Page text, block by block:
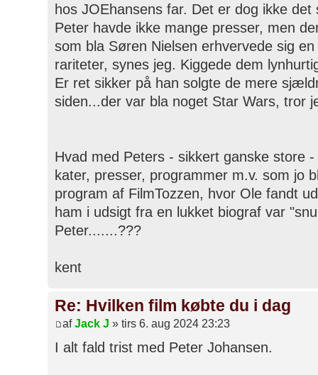
hos JOEhansens far. Det er dog ikke
Peter havde ikke mange presser, men
som bla Søren Nielsen erhvervede sig
rariteter, synes jeg. Kiggede dem
Er ret sikker på han solgte de mere
siden...der var bla noget Star Wars, tror
Hvad med Peters - sikkert ganske store
kater, presser, programmer m.v. som jo
program af FilmTozzen, hvor Ole fandt
ham i udsigt fra en lukket biograf var
Peter.......???
kent
Re: Hvilken film købte du i dag
afJack J » tirs 6. aug 2024 23:23
I alt fald trist med Peter Johansen.